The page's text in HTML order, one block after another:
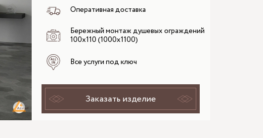
Оперативная доставка
Бережный монтаж душевых ограждений
100x110 (1000x1100)
Все услуги под ключ
Заказать изделие